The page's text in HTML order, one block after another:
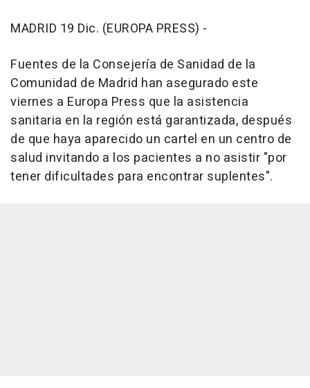
MADRID 19 Dic. (EUROPA PRESS) -
Fuentes de la Consejería de Sanidad de la
Comunidad de Madrid han asegurado este
viernes a Europa Press que la asistencia
sanitaria en la región está garantizada, después
de que haya aparecido un cartel en un centro de
salud invitando a los pacientes a no asistir "por
tener dificultades para encontrar suplentes".